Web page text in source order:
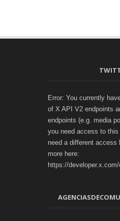
Error: You currently
of X API V2 endpoints
endpoints (e.g. media
you need access to
need a different access
more here:
https://